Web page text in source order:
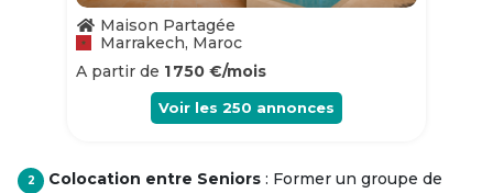
Maison Partagée
Marrakech, Maroc
A partir de 1 750 €/mois
Voir les 250 annonces
2 Colocation entre Seniors : Former un groupe de